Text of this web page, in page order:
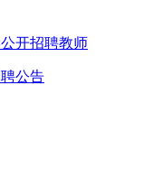
开招聘教师
公告